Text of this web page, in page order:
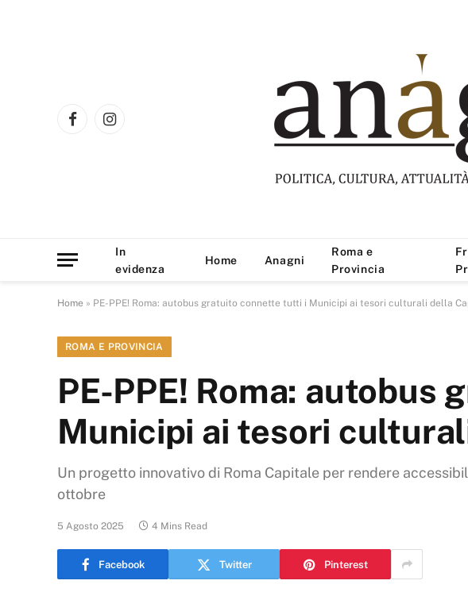
FacebookInstagram
In
evidenza
Home Anagni
Roma e
Provincia
Home » PE-PPE! Roma: autobus gratuito connette tutti i Municipi ai tesori culturali della
ROMA E PROVINCIA
PE-PPE! Roma:
Municipi ai tesori
Un progetto innovativo di Roma Capitale per rendere
ottobre
5 Agosto 2025 4 Mins Read
Facebook Twitter Pinterest